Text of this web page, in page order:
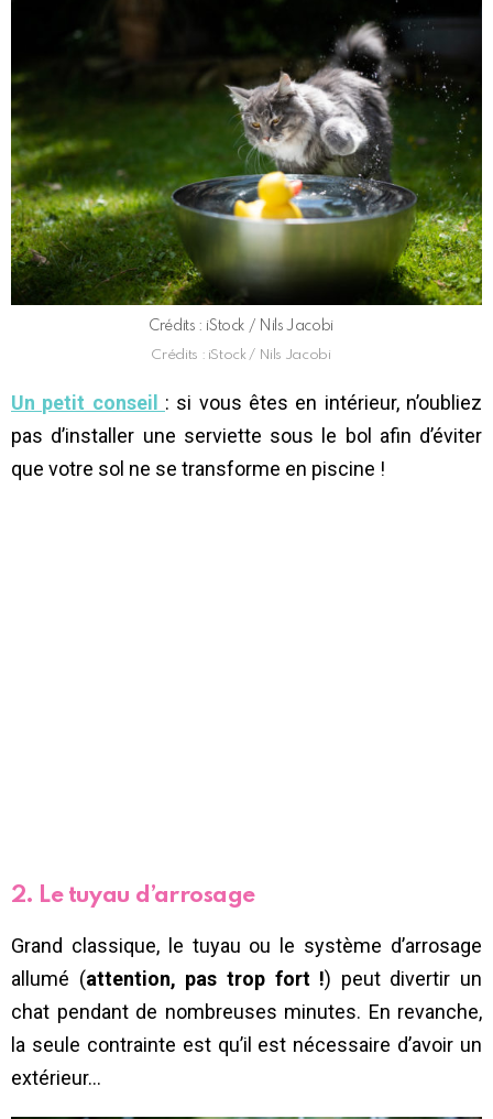
Crédits : iStock / Nils Jacobi
Crédits : iStock / Nils Jacobi
Un petit conseil : si vous êtes en intérieur, n’oubliez
pas d’installer une serviette sous le bol afin d’éviter
que votre sol ne se transforme en piscine !
2. Le tuyau d’arrosage
Grand classique, le tuyau ou le système d’arrosage
allumé (attention, pas trop fort !) peut divertir un
chat pendant de nombreuses minutes. En revanche,
la seule contrainte est qu’il est nécessaire d’avoir un
extérieur…